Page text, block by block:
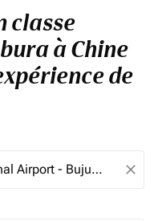
classe
à Chine
de
close